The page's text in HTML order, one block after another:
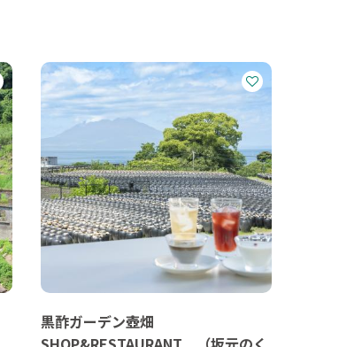
黒酢ガーデン壺畑